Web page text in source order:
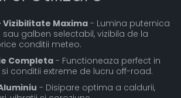
Vizibilitate Maxima - Lumina puternica
galben selectabil, vizibila de la
conditii meteo.
Completa - Functioneaza perfect in
conditii extreme de lucru off-road.
- Disipare optima a caldurii,